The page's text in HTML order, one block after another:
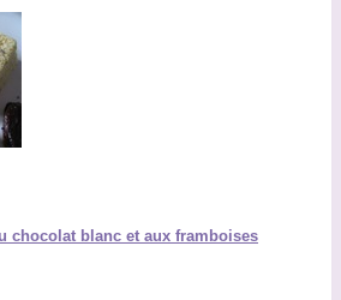
chocolat blanc et aux framboises